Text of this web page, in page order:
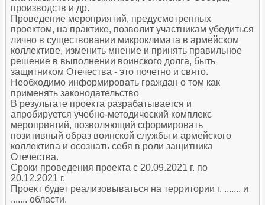
производств и др.
Проведение мероприятий, предусмотренных
проектом, на практике, позволит участникам убедиться
лично в существовании микроклимата в армейском
коллективе, изменить мнение и принять правильное
решение в выполнении воинского долга, быть
защитником Отечества - это почетно и свято.
Необходимо информировать граждан о том как
применять законодательство
В результате проекта разрабатывается и
апробируется учебно-методический комплекс
мероприятий, позволяющий сформировать
позитивный образ воинской службы и армейского
коллектива и осознать себя в роли защитника
Отечества.
Сроки проведения проекта с 20.09.2021 г. по
20.12.2021 г.
Проект будет реализовываться на территории г. ....... и
....... области.